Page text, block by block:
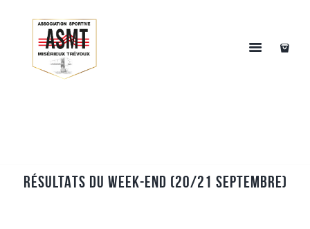
RÉSULTATS DU WEEK-END (20/21 SEPTEMBRE)